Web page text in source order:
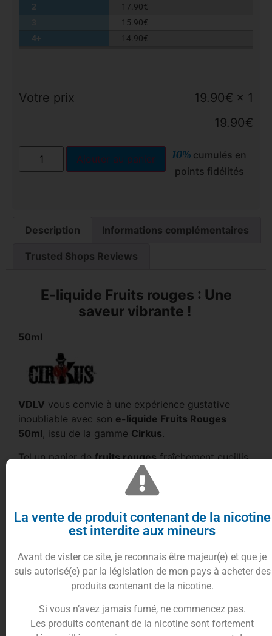
2
17.90€
15.90€
4+
14.90€
Votre prix 19.90€ × 1
19.90€
Ajouter au panier 10% cumulés en
points fidélités
Description Informations complémentaires
Trusted Shops Reviews
E-liquide Fruits rouges : Une
saveur vibrante !
50ml
VDLV vous convie à une expérience gustative
inoubliable avec son e-liquide Fruits Rouges
50ml, issu de la gamme Cirkus.
Tel un panier defruits rougesfraîchement cueillis,
va vous transporter directement
dans les vergers ensoleillés.
papilles, concoctée avec des ingrédients de
qualité, un soupçon de sucre naturel et une texture
À chaque inhalation, vous ressentirez le bouquet
aromatique vibrant desfruits rougesqui inonde
Le goût desfruits rougesest tellement fidèle qu’il
La vente de produit contenant de la nicotine
est interdite aux mineurs
Avant de vister ce site, je reconnais être majeur(e) et que je
suis autorisé(e) par la législation de mon pays à acheter des
produits contenant de la nicotine.
Si vous n’avez jamais fumé, ne commencez pas.
Les produits contenant de la nicotine sont fortement